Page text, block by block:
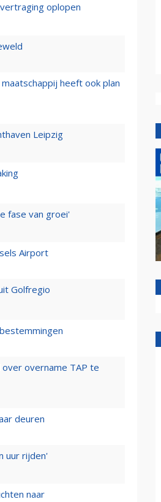
oplopen
heeft ook plan
Leipzig
fase van groei'
Airport
Golfregio
overname TAP te
deuren
uur rijden'
naar